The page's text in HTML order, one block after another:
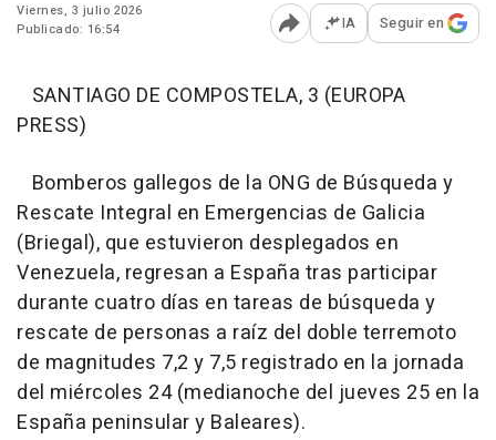
Viernes, 3 julio 2026
Publicado: 16:54
Abrir opciones para
IA Seguir en
SANTIAGO DE COMPOSTELA, 3 (EUROPA
PRESS)
Bomberos gallegos de la ONG de Búsqueda y
Rescate Integral en Emergencias de Galicia
(Briegal), que estuvieron desplegados en
Venezuela, regresan a España tras participar
durante cuatro días en tareas de búsqueda y
rescate de personas a raíz del doble terremoto
de magnitudes 7,2 y 7,5 registrado en la jornada
del miércoles 24 (medianoche del jueves 25 en la
España peninsular y Baleares).